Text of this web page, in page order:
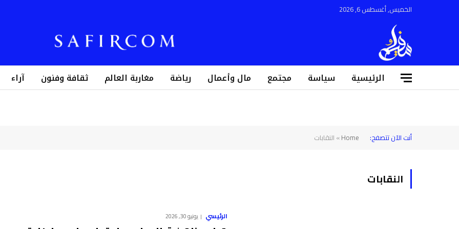
الخميس, أغسطس 6, 2026
الرئيسية سياسة مجتمع مال وأعمال رياضة مغاربة العالم ثقافة وفنون آراء
أنت الآن تتصفح: Home
» النقابات
النقابات
الرئيسي يونيو 30, 2026